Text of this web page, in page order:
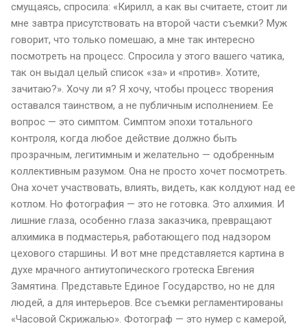
смущаясь, спросила: «Кирилл, а как вы считаете, стоит ли
мне завтра присутствовать на второй части съемки? Муж
говорит, что только помешаю, а мне так интересно
посмотреть на процесс. Спросила у этого вашего чатика,
так он выдал целый список «за» и «против». Хотите,
зачитаю?». Хочу ли я? Я хочу, чтобы процесс творения
оставался таинством, а не публичным исполнением. Ее
вопрос — это симптом. Симптом эпохи тотального
контроля, когда любое действие должно быть
прозрачным, легитимным и желательно — одобренным
коллективным разумом. Она не просто хочет посмотреть.
Она хочет участвовать, влиять, видеть, как колдуют над ее
котлом. Но фотография — это не готовка. Это алхимия. И
лишние глаза, особенно глаза заказчика, превращают
алхимика в подмастерья, работающего под надзором
цехового старшины. И вот мне представляется картина в
духе мрачного антиутопического гротеска Евгения
Замятина. Представьте Единое Государство, но не для
людей, а для интерьеров. Все съемки регламентированы
«Часовой Скрижалью». Фотограф — это нумер с камерой,